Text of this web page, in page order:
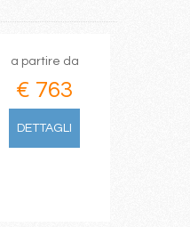
a partire da
€ 763
DETTAGLI